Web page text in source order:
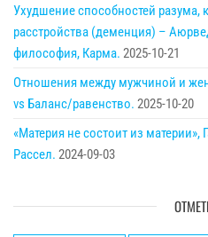
Ухудшение способностей
расстройства (деменция) –
философия, Карма. 2025-10-21
Отношения между мужчиной и
vs Баланс/равенство. 2025-10-20
«Материя не состоит из материи»,
Рассел. 2024-09-03